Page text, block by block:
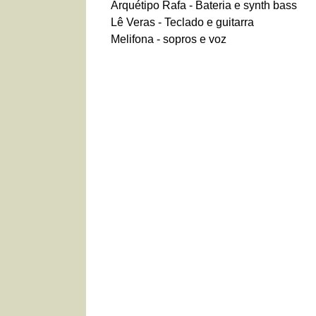
Arquétipo Rafa - Bateria e synth bass
Lê Veras - Teclado e guitarra
Melifona - sopros e voz